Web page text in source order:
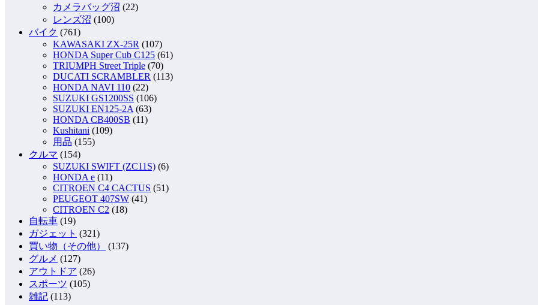
カメラバッグ沼 (22)
レンズ沼 (100)
バイク (761)
KAWASAKI ZX-25R (107)
HONDA Super Cub C125 (61)
TRIUMPH Street Triple (70)
DUCATI SCRAMBLER (113)
HONDA NAVI 110 (22)
SUZUKI GS1200SS (106)
SUZUKI EN125-2A (63)
HONDA CB400SB (11)
Kushitani (109)
用品 (155)
クルマ (154)
SUZUKI SWIFT (ZC11S) (6)
HONDA e (11)
CITROEN C4 CACTUS (51)
PEUGEOT 407SW (41)
CITROEN C2 (18)
自転車 (19)
ガジェット (321)
買い物（その他）
(137)
グルメ (127)
アウトドア (26)
スポーツ (105)
雑記 (113)